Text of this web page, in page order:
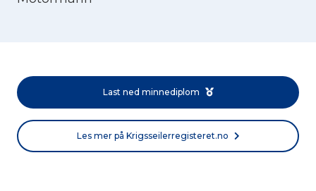
Last ned minnediplom
Les mer på Krigsseilerregisteret.no